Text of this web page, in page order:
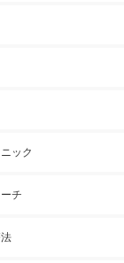
ック
チ